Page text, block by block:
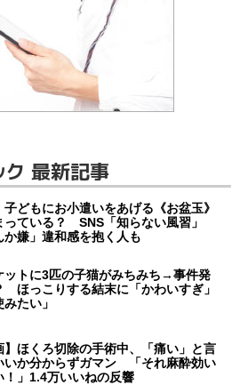
ク 最新記事
子どもにお小遣いをあげる《お盆玉》
っている？ SNS「知らない風習」
か嫌」違和感を抱く人も
ットに3匹の子猫がみちみち→事件発
ほっこりする結末に「かわいすぎ」
みたい」
】ほくろ切除の手術中、「痛い」と言
いか分からずガマン 「それ麻酔効い
！」1.4万いいねの反響